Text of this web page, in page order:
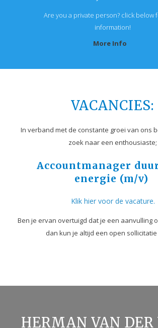
Are you a private person? click below
information!
More Info
VACANCIES:
In verband met de constante groei van ons
zoek naar een enthousiaste;
Accountmanager
energie (m/v)
Klik hier voor de vacature.
Ben je ervan overtuigd dat je een aanvulling
dan kun je altijd een open
HERMAN VAN